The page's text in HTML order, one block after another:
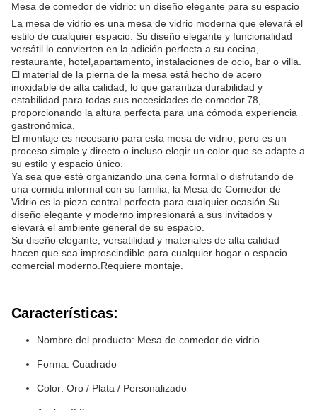
Mesa de comedor de vidrio: un diseño elegante para su espacio
La mesa de vidrio es una mesa de vidrio moderna que elevará el
estilo de cualquier espacio. Su diseño elegante y funcionalidad
versátil lo convierten en la adición perfecta a su cocina,
restaurante, hotel,apartamento, instalaciones de ocio, bar o villa.
El material de la pierna de la mesa está hecho de acero
inoxidable de alta calidad, lo que garantiza durabilidad y
estabilidad para todas sus necesidades de comedor.78,
proporcionando la altura perfecta para una cómoda experiencia
gastronómica.
El montaje es necesario para esta mesa de vidrio, pero es un
proceso simple y directo.o incluso elegir un color que se adapte a
su estilo y espacio único.
Ya sea que esté organizando una cena formal o disfrutando de
una comida informal con su familia, la Mesa de Comedor de
Vidrio es la pieza central perfecta para cualquier ocasión.Su
diseño elegante y moderno impresionará a sus invitados y
elevará el ambiente general de su espacio.
Su diseño elegante, versatilidad y materiales de alta calidad
hacen que sea imprescindible para cualquier hogar o espacio
comercial moderno.Requiere montaje.
Características:
Nombre del producto: Mesa de comedor de vidrio
Forma: Cuadrado
Color: Oro / Plata / Personalizado